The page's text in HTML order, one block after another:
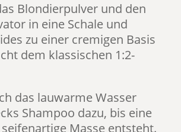
Blondierpulver und den
in eine Schale und
zu einer cremigen Basis
dem klassischen 1:2-
das lauwarme Wasser
Shampoo dazu, bis eine
Masse entsteht.